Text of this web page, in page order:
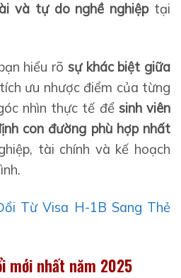
và tự do nghề nghiệptại
hiểu rõ sự khác biệt giữa
ưu nhược điểm của từng
nhìn thực tế để sinh viên
con đường phù hợp nhất
tài chính và kế hoạch
Từ Visa H-1B Sang Thẻ
mới nhất năm 2025